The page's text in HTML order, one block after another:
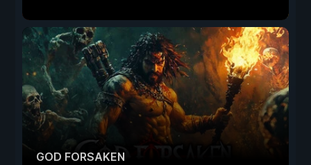
GOD FORSAKEN